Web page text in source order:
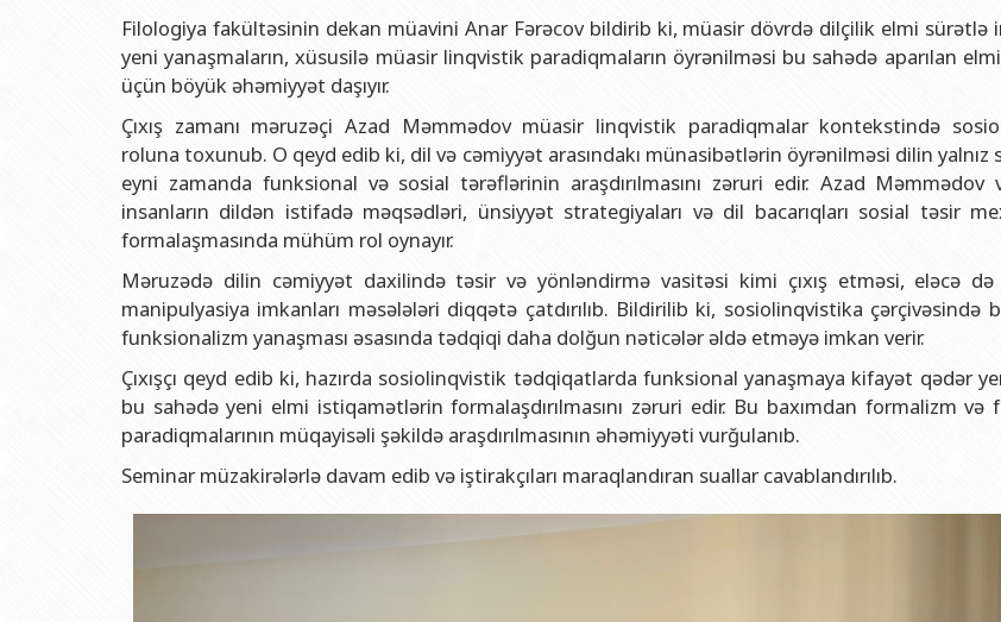
BDU-nun məzunları
Fəxri doktorlarımız
BDU-da təhsil
BDU-da tədris olunan ixtisaslar
Universitet tarixinin ən mühüm hadisələri
İnsan resursları və hüquq şöbəsi
Sənədlər və Müraciətlərlə iş şöbəsi
Maliyyə və təminat Departamenti
Keyfiyyətin təminatı, monitorinq şöbəsi
Psixoloji Yardım Sektoru
Mədəniyyət-yaradıcılıq Mərkəzi
İdman-sağlamlıq Mərkəzi
BDU-nun Nəşr Evi
Geologiya fakültəsi
Tarix fakültəsi
Beynəlxalq münasibətlər və iqtisadiyyat fakültəsi
Hüquq fakültəsi
İnformasiya və sənəd menecmenti fakültəsi
Şərqşünasliq fakültəsi
Sosial elmlər və psixologiya fakültəsi
Azərbaycan Respublikasının Elm və Təhsil
Azərbaycan Respublikasının Elm və Təhsil
Azərbaycan Respublikasının Elm və Təhsil
Azərbaycan Respublikasının Elm və Təhsil
Filologiya fakültəsinin dekan müavini Anar Fərəcov bildirib ki, müasir dövrdə dilçilik elmi sürətlə
yeni yanaşmaların, xüsusilə müasir linqvistik paradiqmaların öyrənilməsi bu sahədə aparılan
üçün böyük əhəmiyyət daşıyır.
Çıxış zamanı məruzəçi Azad Məmmədov müasir linqvistik paradiqmalar kontekstində
roluna toxunub. O qeyd edib ki, dil və cəmiyyət arasındakı münasibətlərin öyrənilməsi dilin
eyni zamanda funksional və sosial tərəflərinin araşdırılmasını zəruri edir. Azad Məmmədov
insanların dildən istifadə məqsədləri, ünsiyyət strategiyaları və dil bacarıqları sosial təsir
formalaşmasında mühüm rol oynayır.
Məruzədə dilin cəmiyyət daxilində təsir və yönləndirmə vasitəsi kimi çıxış etməsi, eləcə
manipulyasiya imkanları məsələləri diqqətə çatdırılıb. Bildirilib ki, sosiolinqvistika çərçivəsində
funksionalizm yanaşması əsasında tədqiqi daha dolğun nəticələr əldə etməyə imkan verir.
Çıxışçı qeyd edib ki, hazırda sosiolinqvistik tədqiqatlarda funksional yanaşmaya kifayət qədər
bu sahədə yeni elmi istiqamətlərin formalaşdırılmasını zəruri edir. Bu baxımdan formalizm və
paradiqmalarının müqayisəli şəkildə araşdırılmasının əhəmiyyəti vurğulanıb.
Seminar müzakirələrlə davam edib və iştirakçıları maraqlandıran suallar cavablandırılıb.